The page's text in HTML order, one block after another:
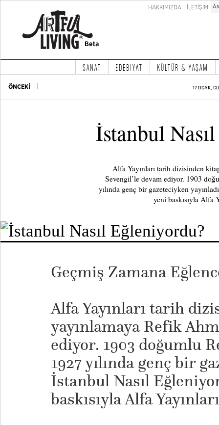
HAKKIMIZDA İLETİŞİM
SANAT EDEBİYAT KÜLTÜR & YAŞAM
ÖNCEKİ 17 OCAK,
İstanbul
Alfa Yayınları tarih dizisinden
Sevengil’le devam ediyor. 1903
yılında genç bir gazeteciyken
yeni baskısıyla Alfa
Geçmiş Zamana
Alfa Yayınları tarih
yayınlamaya Refik
ediyor. 1903 doğumlu
1927 yılında genç bir
İstanbul Nasıl
baskısıyla Alfa